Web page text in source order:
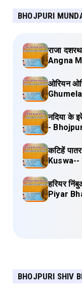
BHOJPURI
राजा
Angna
ओरियन
नदिया के
-
कटिहें
हरियर
Piyar
BHOJPURI SHIV